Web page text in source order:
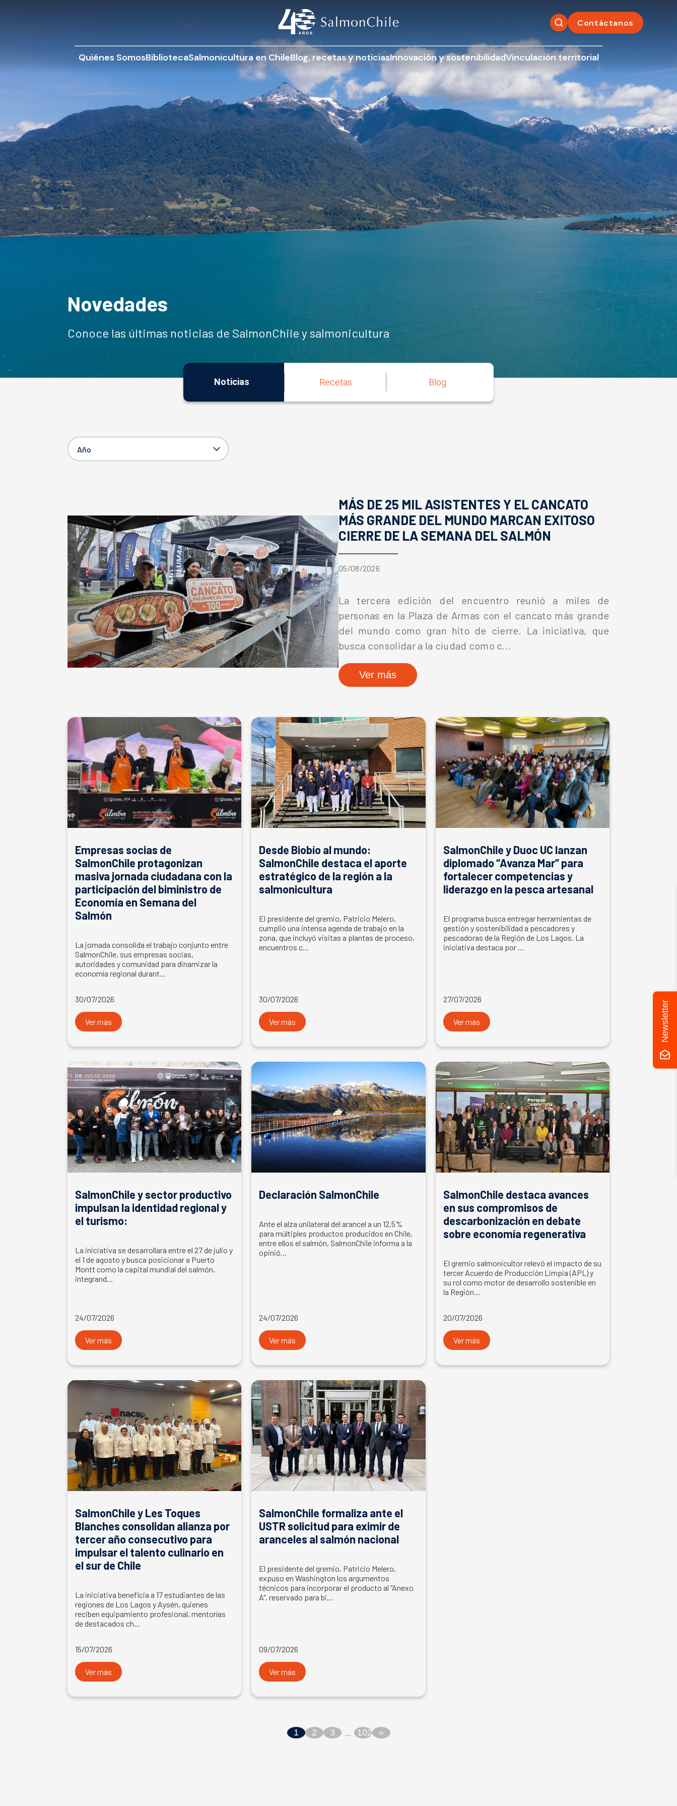
Contáctanos
Quiénes SomosBibliotecaSalmonicultura en ChileBlog, recetas y noticiasInnovación y sostenibilidadVinculación territorial
Novedades
Conoce las últimas noticias de SalmonChile y salmonicultura
Noticias Recetas Blog
Año
MÁS DE 25 MIL ASISTENTES Y EL CANCATO
MÁS GRANDE DEL MUNDO MARCAN EXITOSO
CIERRE DE LA SEMANA DEL SALMÓN
05/08/2026
La tercera edición del encuentro reunió a miles de
personas en la Plaza de Armas con el cancato más grande
del mundo como gran hito de cierre. La iniciativa, que
busca consolidar a la ciudad como c...
Ver más
Empresas socias de
SalmonChile protagonizan
masiva jornada ciudadana con la
participación del biministro de
Economía en Semana del
Salmón
La jornada consolida el trabajo conjunto entre
SalmonChile, sus empresas socias,
autoridades y comunidad para dinamizar la
economía regional durant...
30/07/2026
Ver más
Desde Biobío al mundo:
SalmonChile destaca el aporte
estratégico de la región a la
salmonicultura
El presidente del gremio, Patricio Melero,
cumplió una intensa agenda de trabajo en la
zona, que incluyó visitas a plantas de proceso,
encuentros c...
30/07/2026
Ver más
SalmonChile y Duoc UC lanzan
diplomado “Avanza Mar” para
fortalecer competencias y
liderazgo en la pesca artesanal
El programa busca entregar herramientas de
gestión y sostenibilidad a pescadores y
pescadoras de la Región de Los Lagos. La
iniciativa destaca por ...
27/07/2026
Ver más
SalmonChile y sector productivo
impulsan la identidad regional y
el turismo:
La iniciativa se desarrollará entre el 27 de julio y
el 1 de agosto y busca posicionar a Puerto
Montt como la capital mundial del salmón,
integrand...
24/07/2026
Ver más
Declaración SalmonChile
Ante el alza unilateral del arancel a un 12,5%
para múltiples productos producidos en Chile,
entre ellos el salmón, SalmonChile informa a la
opinió...
24/07/2026
Ver más
SalmonChile destaca avances
en sus compromisos de
descarbonización en debate
sobre economía regenerativa
El gremio salmonicultor relevó el impacto de su
tercer Acuerdo de Producción Limpia (APL) y
su rol como motor de desarrollo sostenible en
la Región...
20/07/2026
Ver más
SalmonChile y Les Toques
Blanches consolidan alianza por
tercer año consecutivo para
impulsar el talento culinario en
el sur de Chile
La iniciativa beneficia a 17 estudiantes de las
regiones de Los Lagos y Aysén, quienes
reciben equipamiento profesional, mentorías
de destacados ch...
15/07/2026
Ver más
SalmonChile formaliza ante el
USTR solicitud para eximir de
aranceles al salmón nacional
El presidente del gremio, Patricio Melero,
expuso en Washington los argumentos
técnicos para incorporar el producto al "Anexo
A", reservado para bi...
09/07/2026
Ver más
1 2 3 102 »
Newsletter